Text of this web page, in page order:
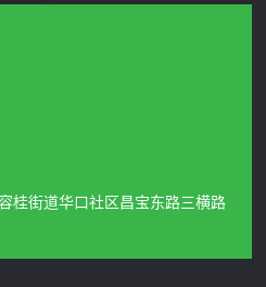
桂街道华口社区昌宝东路三横路